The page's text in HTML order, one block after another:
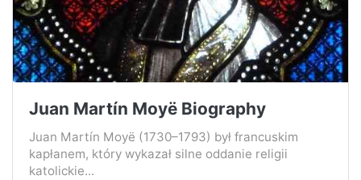
Juan Martín Moyë Biography
Juan Martín Moyë (1730–1793) był francuskim
kapłanem, który wykazał silne oddanie religii
katolickie...